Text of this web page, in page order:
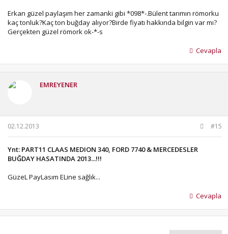
Erkan güzel paylaşım her zamanki gibi *098*-.Bülent tarımın römorku
kaç tonluk?Kaç ton buğday alıyor?Birde fiyatı hakkında bilgin var mı?
Gerçekten güzel römork ok-*-s
Cevapla
EMREYENER
02.12.2013 #15
Ynt: PART11 CLAAS MEDION 340, FORD 7740 & MERCEDESLER
BUĞDAY HASATINDA 2013...!!!
GüzeL PayLasım ELine sağlık...
Cevapla